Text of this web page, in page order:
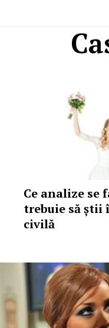
Ce analize se
trebuie să știi
civilă